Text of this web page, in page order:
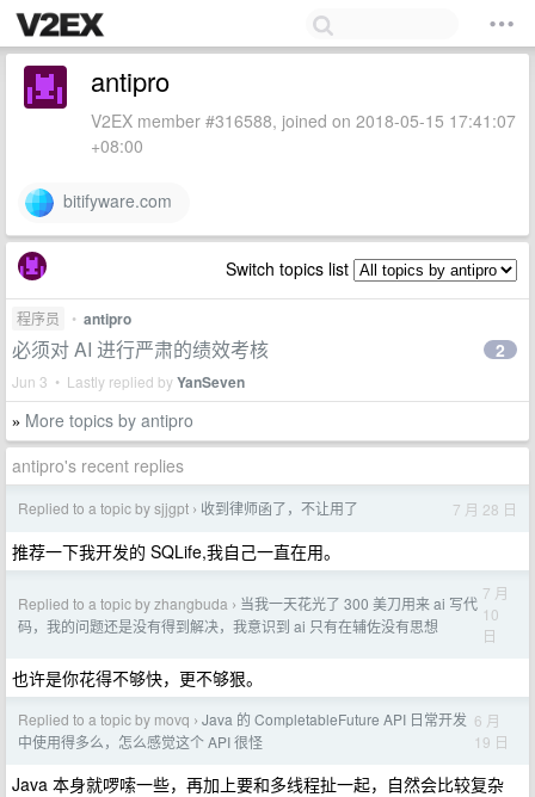
antipro
V2EX member #316588, joined on 2018-05-15 17:41:07
+08:00
bitifyware.com
Switch topics list
程序员 • antipro
必须对 AI 进行严肃的绩效考核
Jun 3 • Lastly replied byYanSeven
2
» More topics by antipro
antipro's recent replies
Replied to a topic by sjjgpt › 收到律师函了，不让用了 7 月 28 日
推荐一下我开发的 SQLife,我自己一直在用。
Replied to a topic by zhangbuda › 当我一天花光了 300 美刀用来 ai 写代
码，我的问题还是没有得到解决，我意识到 ai 只有在辅佐没有思想
7 月
10
日
也许是你花得不够快，更不够狠。
Replied to a topic by movq › Java 的 CompletableFuture API 日常开发
中使用得多么，怎么感觉这个 API 很怪
6 月
19 日
Java 本身就啰嗦一些，再加上要和多线程扯一起，自然会比较复杂